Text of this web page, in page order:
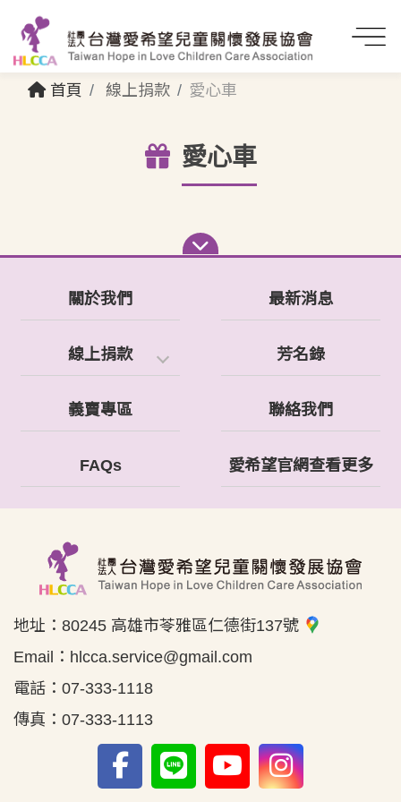
首頁 線上捐款 愛心車
愛心車
關於我們 最新消息
線上捐款 芳名錄
義賣專區 聯絡我們
FAQs 愛希望官網查看更多
地址： 80245 高雄市苓雅區仁德街137號
Email： hlcca.service@gmail.com
電話： 07-333-1118
傳真： 07-333-1113